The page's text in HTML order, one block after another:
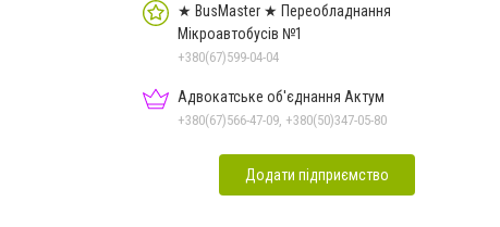
★ BusMaster ★ Переобладнання
Мікроавтобусів №1
+380(67)599-04-04
Адвокатське об'єднання Актум
+380(67)566-47-09, +380(50)347-05-80
Додати підприємство